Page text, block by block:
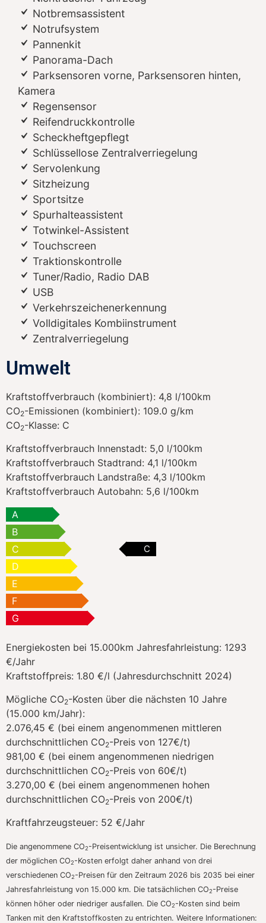
Notbremsassistent
Notrufsystem
Pannenkit
Panorama-Dach
Parksensoren vorne, Parksensoren hinten,
Kamera
Regensensor
Reifendruckkontrolle
Scheckheftgepflegt
Schlüssellose Zentralverriegelung
Servolenkung
Sitzheizung
Sportsitze
Spurhalteassistent
Totwinkel-Assistent
Touchscreen
Traktionskontrolle
Tuner/Radio, Radio DAB
USB
Verkehrszeichenerkennung
Volldigitales Kombiinstrument
Zentralverriegelung
Umwelt
Kraftstoffverbrauch (kombiniert): 4,8 l/100km
CO2-Emissionen (kombiniert): 109.0 g/km
CO2-Klasse: C
Kraftstoffverbrauch Innenstadt: 5,0 l/100km
Kraftstoffverbrauch Stadtrand: 4,1 l/100km
Kraftstoffverbrauch Landstraße: 4,3 l/100km
Kraftstoffverbrauch Autobahn: 5,6 l/100km
A
B
C
C
D
E
F
G
Energiekosten bei 15.000km Jahresfahrleistung: 1293
€/Jahr
Kraftstoffpreis: 1.80 €/l (Jahresdurchschnitt 2024)
Mögliche CO2-Kosten über die nächsten 10 Jahre
(15.000 km/Jahr):
2.076,45 € (bei einem angenommenen mittleren
durchschnittlichen CO2-Preis von 127€/t)
981,00 € (bei einem angenommenen niedrigen
durchschnittlichen CO2-Preis von 60€/t)
3.270,00 € (bei einem angenommenen hohen
durchschnittlichen CO2-Preis von 200€/t)
Kraftfahrzeugsteuer: 52 €/Jahr
Die angenommene CO2-Preisentwicklung ist unsicher. Die Berechnung
der möglichen CO2-Kosten erfolgt daher anhand von drei
verschiedenen CO2-Preisen für den Zeitraum 2026 bis 2035 bei einer
Jahresfahrleistung von 15.000 km. Die tatsächlichen CO2-Preise
können höher oder niedriger ausfallen. Die CO2-Kosten sind beim
Tanken mit den Kraftstoffkosten zu entrichten. Weitere Informationen: